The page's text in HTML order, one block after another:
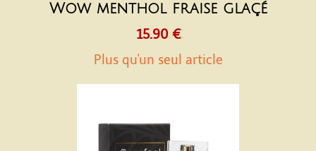
Wow menthol fraise glaçé
15.90 €
Plus qu'un seul article